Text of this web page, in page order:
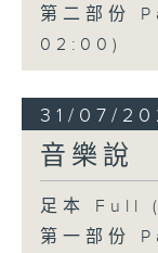
第二部份
02:00)
31/07/
音樂說
足本 Full
第一部份